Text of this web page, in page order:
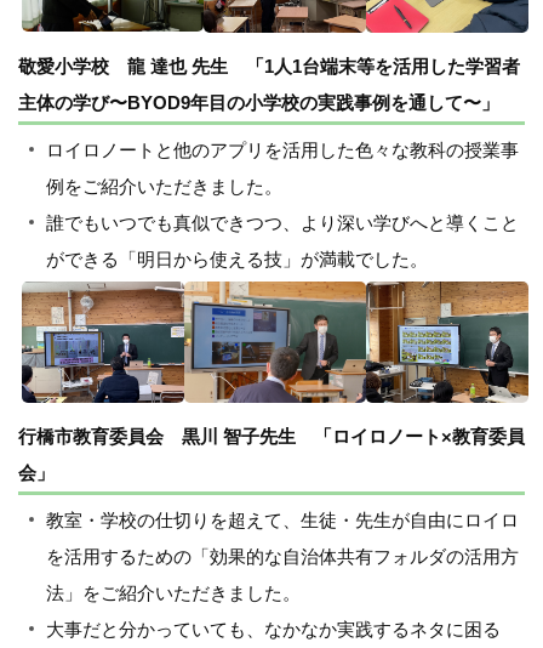
敬愛小学校 龍 達也 先生 「1人1台端末等を活用した学習者
主体の学び〜BYOD9年目の小学校の実践事例を通して〜」
ロイロノートと他のアプリを活用した色々な教科の授業事
例をご紹介いただきました。
誰でもいつでも真似できつつ、より深い学びへと導くこと
ができる「明日から使える技」が満載でした。
行橋市教育委員会 黒川 智子先生 「ロイロノート×教育委員
会」
教室・学校の仕切りを超えて、生徒・先生が自由にロイロ
を活用するための「効果的な自治体共有フォルダの活用方
法」をご紹介いただきました。
大事だと分かっていても、なかなか実践するネタに困る